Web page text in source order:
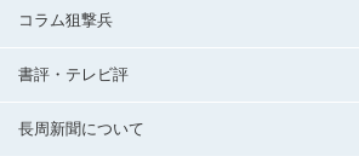
コラム狙撃兵
書評・テレビ評
長周新聞について